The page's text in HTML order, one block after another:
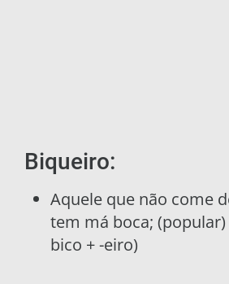
Biqueiro:
Aquele que não come
tem má boca;
bico + -eiro)